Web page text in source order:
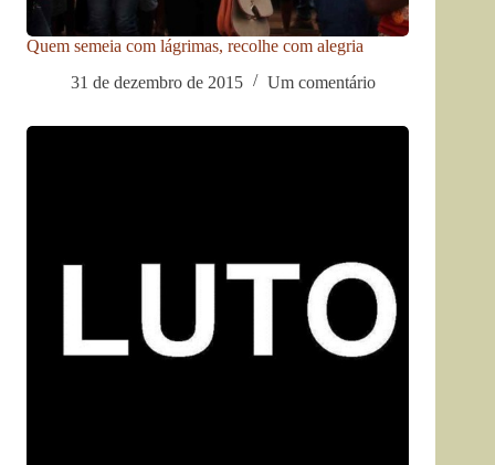
Quem semeia com lágrimas, recolhe com alegria
31 de dezembro de 2015
Um comentário